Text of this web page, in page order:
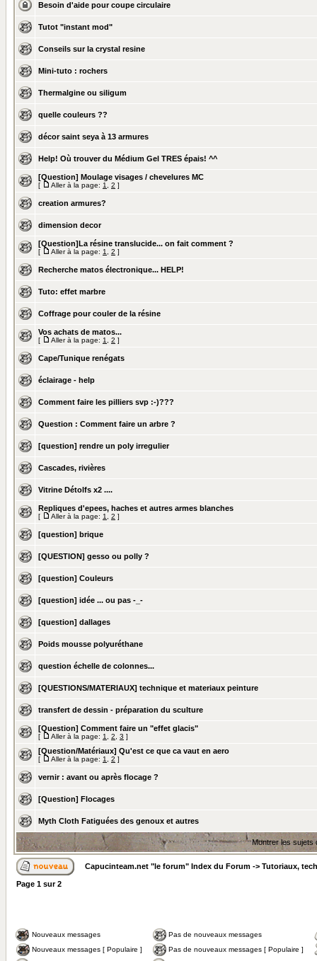
Besoin d'aide pour coupe circulaire
Tutot "instant mod"
Conseils sur la crystal resine
Mini-tuto : rochers
Thermalgine ou siligum
quelle couleurs ??
décor saint seya à 13 armures
Help! Où trouver du Médium Gel TRES épais! ^^
[Question] Moulage visages / chevelures MC
[ Aller à la page: 1 2 ]
creation armures?
dimension decor
[Question]La résine translucide... on fait comment ?
[ Aller à la page: 1 2 ]
Recherche matos électronique... HELP!
Tuto: effet marbre
Coffrage pour couler de la résine
Vos achats de matos...
[ Aller à la page: 1 2 ]
Cape/Tunique renégats
éclairage - help
Comment faire les pilliers svp :-)???
Question : Comment faire un arbre ?
[question] rendre un poly irregulier
Cascades, rivières
Vitrine Détolfs x2 ....
Repliques d'epees, haches et autres armes blanches
[ Aller à la page: 1 2 ]
[question] brique
[QUESTION] gesso ou polly ?
[question] Couleurs
[question] idée ... ou pas -_-
[question] dallages
Poids mousse polyuréthane
question échelle de colonnes...
[QUESTIONS/MATERIAUX] technique et materiaux peinture
transfert de dessin - préparation du sculture
[Question] Comment faire un "effet glacis"
[ Aller à la page: 1 2 3 ]
[Question/Matériaux] Qu'est ce que ca vaut en aero
[ Aller à la page: 1 2 ]
vernir : avant ou après flocage ?
[Question] Flocages
Myth Cloth Fatiguées des genoux et autres
Montrer les sujets
Capucinteam.net "le forum" Index du Forum -> Tutoriaux,
Page 1 sur2
Nouveaux messages
Pas de nouveaux messages
Nouveaux messages [ Populaire ]
Pas de nouveaux messages [ Populaire ]